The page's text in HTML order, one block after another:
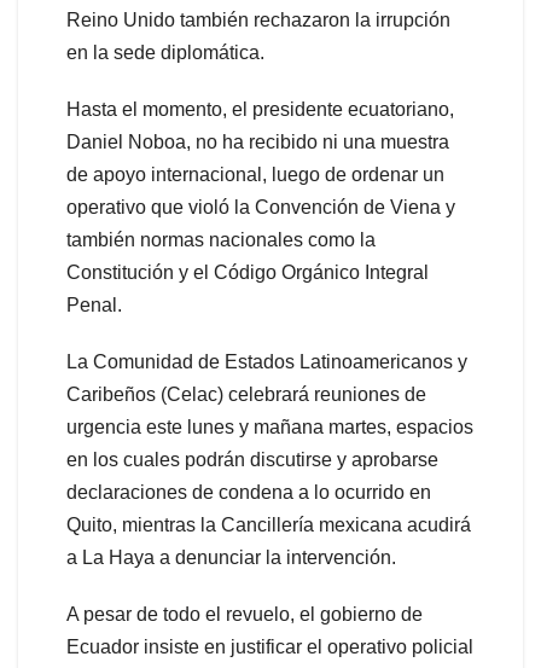
Reino Unido también rechazaron la irrupción
en la sede diplomática.
Hasta el momento, el presidente ecuatoriano,
Daniel Noboa, no ha recibido ni una muestra
de apoyo internacional, luego de ordenar un
operativo que violó la Convención de Viena y
también normas nacionales como la
Constitución y el Código Orgánico Integral
Penal.
La Comunidad de Estados Latinoamericanos y
Caribeños (Celac) celebrará reuniones de
urgencia este lunes y mañana martes, espacios
en los cuales podrán discutirse y aprobarse
declaraciones de condena a lo ocurrido en
Quito, mientras la Cancillería mexicana acudirá
a La Haya a denunciar la intervención.
A pesar de todo el revuelo, el gobierno de
Ecuador insiste en justificar el operativo policial